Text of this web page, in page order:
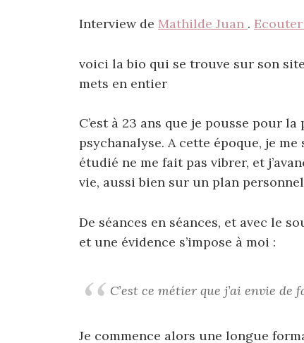
Interview de Mathilde Juan .
voici la bio qui se trouve sur son
mets en entier
C’est à 23 ans que je pousse pour
psychanalyse. A cette époque, je
étudié ne me fait pas vibrer, et
vie, aussi bien sur un plan
De séances en séances, et avec le
et une évidence s’impose à moi :
C’est ce métier que j’ai envie de
Je commence alors une longue